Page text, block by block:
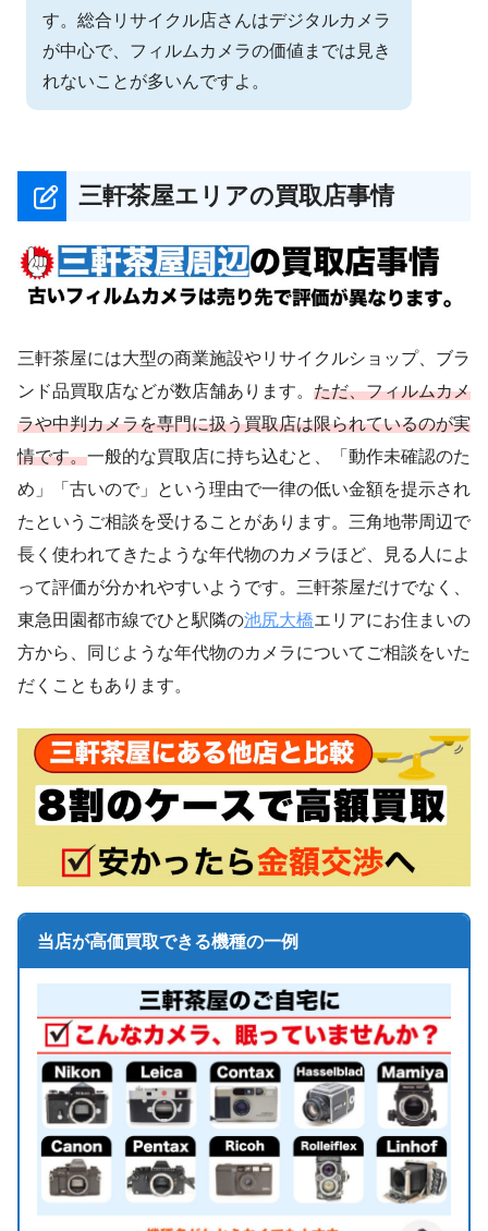
す。総合リサイクル店さんはデジタルカメラ
が中心で、フィルムカメラの価値までは見き
れないことが多いんですよ。
三軒茶屋エリアの買取店事情
三軒茶屋には大型の商業施設やリサイクルショップ、ブラ
ンド品買取店などが数店舗あります。 ただ、フィルムカメ
ラや中判カメラを専門に扱う買取店は限られているのが実
情です。一般的な買取店に持ち込むと、「動作未確認のた
め」「古いので」という理由で一律の低い金額を提示され
たというご相談を受けることがあります。三角地帯周辺で
長く使われてきたような年代物のカメラほど、見る人によ
って評価が分かれやすいようです。三軒茶屋だけでなく、
東急田園都市線でひと駅隣の池尻大橋エリアにお住まいの
方から、同じような年代物のカメラについてご相談をいた
だくこともあります。
当店が高価買取できる機種の一例